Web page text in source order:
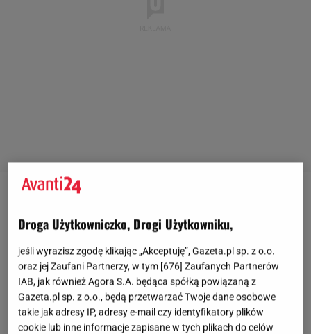
dobre! Jest to spowodowane nie tylko nadchodzącą
jesienią, ale i podążaniem za trendami. Do wyboru
masz najróżniejsze modele, a więc z pewnością
znajdziesz coś dla siebie. Tym razem przychodzimy
Droga Użytkowniczko, Drogi Użytkowniku,
jeśli wyrazisz zgodę klikając „Akceptuję”, Gazeta.pl sp. z o.o.
oraz jej Zaufani Partnerzy, w tym [676] Zaufanych Partnerów
IAB, jak również Agora S.A. będąca spółką powiązaną z
Gazeta.pl sp. z o.o., będą przetwarzać Twoje dane osobowe
takie jak adresy IP, adresy e-mail czy identyfikatory plików
cookie lub inne informacje zapisane w tych plikach do celów